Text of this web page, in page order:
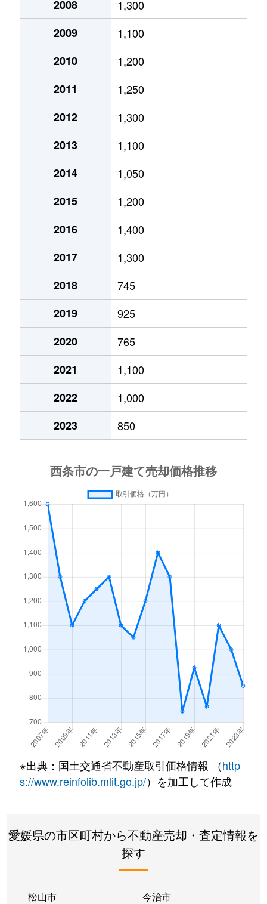
三芳 300万円 伊予三芳
徒歩8分
三芳
260万円 伊予三芳
徒歩2分
吉田
100万円 玉之江 徒歩19分
2008
1,300
2009
1,100
2010
1,200
2011
1,250
2012
1,300
2013
1,100
2014
1,050
2015
1,200
2016
1,400
2017
1,300
2018
745
2019
925
2020
765
2021
1,100
2022
1,000
2023
850
※出典：国土交通省不動産取引価格情報 （http
s://www.reinfolib.mlit.go.jp/）を加工して作成
愛媛県の市区町村から不動産売却・査定情報を
探す
松山市 今治市